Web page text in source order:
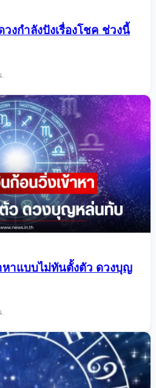
วงกำลังปังเรื่องโชค ช่วงนี้
.
หาแบบไม่ทันตั้งตัว ดวงบุญ
.